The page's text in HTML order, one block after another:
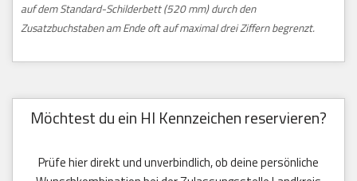
auf dem Standard-Schilderbett (520 mm) durch den
Zusatzbuchstaben am Ende oft auf maximal drei Ziffern begrenzt.
Möchtest du ein HI Kennzeichen reservieren?
Prüfe hier direkt und unverbindlich, ob deine persönliche